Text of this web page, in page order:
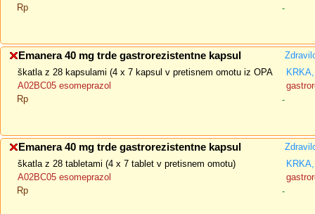
Rp
-
Emanera 40 mg trde gastrorezistentne kapsul
škatla z 28 kapsulami (4 x 7 kapsul v pretisnem omotu iz OPA
A02BC05 esomeprazol
Rp
-
Emanera 40 mg trde gastrorezistentne kapsul
škatla z 28 tabletami (4 x 7 tablet v pretisnem omotu)
A02BC05 esomeprazol
Rp
-